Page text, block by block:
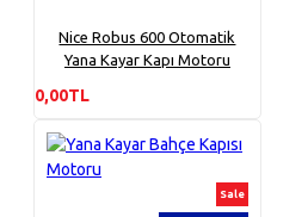
Nice Robus 600 Otomatik
Yana Kayar Kapı Motoru
0,00TL
Sale